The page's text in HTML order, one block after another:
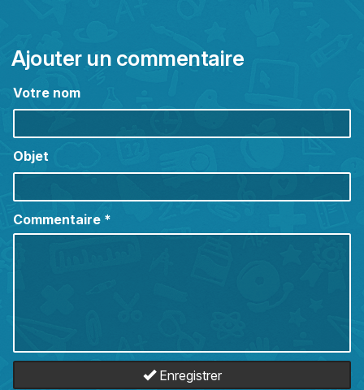
Ajouter un commentaire
Votre nom
Objet
Commentaire *
Enregistrer